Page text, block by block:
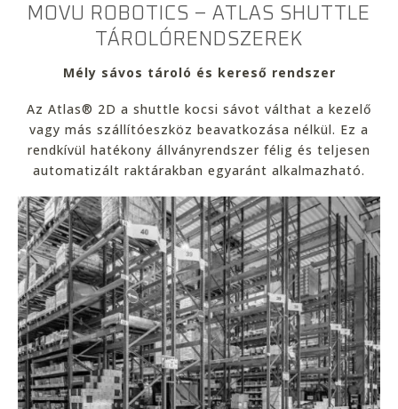
MOVU ROBOTICS – ATLAS SHUTTLE
TÁROLÓRENDSZEREK
Mély sávos tároló és kereső rendszer
Az Atlas® 2D a shuttle kocsi sávot válthat a kezelő
vagy más szállítóeszköz beavatkozása nélkül. Ez a
rendkívül hatékony állványrendszer félig és teljesen
automatizált raktárakban egyaránt alkalmazható.